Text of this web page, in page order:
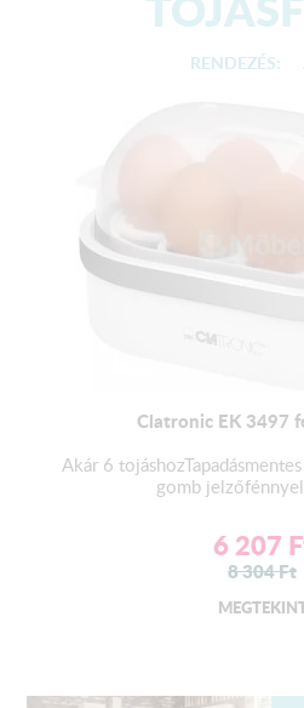
RENDEZÉS:
Clatronic EK 3497
Akár 6
gomb
6 207
8 304Ft